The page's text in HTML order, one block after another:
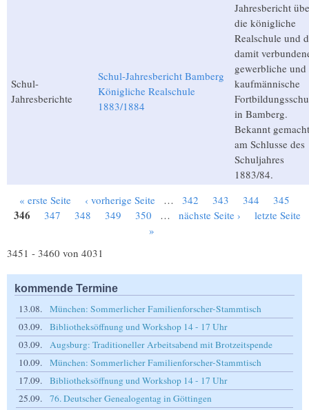
Schul-
Jahresberichte
Schul-Jahresbericht Bamberg
Königliche Realschule
1883/1884
Jahresbericht
die königliche
Realschule und
damit
gewerbliche und
kaufmännische
in Bamberg.
Bekannt gemacht
am Schlusse des
Schuljahres
1883/84.
Seiten
« erste Seite ‹ vorherige Seite … 342 343 344 345
346 347 348 349 350 … nächste Seite ›
letzte Seite
»
3451 - 3460 von 4031
kommende Termine
13.08.
München: Sommerlicher Familienforscher-Stammtisch
03.09.
Bibliotheksöffnung und Workshop 14 - 17 Uhr
03.09.
Augsburg: Traditioneller Arbeitsabend mit Brotzeitspende
10.09.
München: Sommerlicher Familienforscher-Stammtisch
17.09.
Bibliotheksöffnung und Workshop 14 - 17 Uhr
25.09.
76. Deutscher Genealogentag in Göttingen